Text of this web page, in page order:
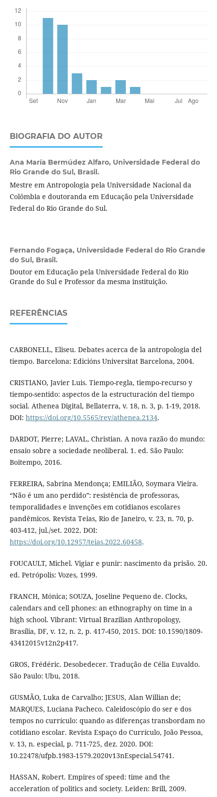
BIOGRAFIA DO AUTOR
Ana María Bermúdez Alfaro, Universidade Federal do
Rio Grande do Sul, Brasil.
Mestre em Antropologia pela Universidade Nacional da
Colômbia e doutoranda em Educação pela Universidade
Federal do Rio Grande do Sul.
Fernando Fogaça, Universidade Federal do Rio Grande
do Sul, Brasil.
Doutor em Educação pela Universidade Federal do Rio
Grande do Sul e Professor da mesma instituição.
REFERÊNCIAS
CARBONELL, Eliseu. Debates acerca de la antropologia del
tiempo. Barcelona: Edicións Universitat Barcelona, 2004.
CRISTIANO, Javier Luis. Tiempo-regla, tiempo-recurso y
tiempo-sentido: aspectos de la estructuración del tiempo
social. Athenea Digital, Bellaterra, v. 18, n. 3, p. 1-19, 2018.
DOI: https://doi.org/10.5565/rev/athenea.2134.
DARDOT, Pierre; LAVAL, Christian. A nova razão do mundo:
ensaio sobre a sociedade neoliberal. 1. ed. São Paulo:
Boitempo, 2016.
FERREIRA, Sabrina Mendonça; EMILIÃO, Soymara Vieira.
“Não é um ano perdido”: resistência de professoras,
temporalidades e invenções em cotidianos escolares
pandêmicos. Revista Teias, Rio de Janeiro, v. 23, n. 70, p.
403-412, jul./set. 2022. DOI:
https://doi.org/10.12957/teias.2022.60458.
FOUCAULT, Michel. Vigiar e punir: nascimento da prisão. 20.
ed. Petrópolis: Vozes, 1999.
FRANCH, Mónica; SOUZA, Joseline Pequeno de. Clocks,
calendars and cell phones: an ethnography on time in a
high school. Vibrant: Virtual Brazilian Anthropology,
Brasília, DF, v. 12, n. 2, p. 417-450, 2015. DOI: 10.1590/1809-
43412015v12n2p417.
GROS, Frédéric. Desobedecer. Tradução de Célia Euvaldo.
São Paulo: Ubu, 2018.
GUSMÃO, Luka de Carvalho; JESUS, Alan Willian de;
MARQUES, Luciana Pacheco. Caleidoscópio do ser e dos
tempos no currículo: quando as diferenças transbordam no
cotidiano escolar. Revista Espaço do Currículo, João Pessoa,
v. 13, n. especial, p. 711-725, dez. 2020. DOI:
10.22478/ufpb.1983-1579.2020v13nEspecial.54741.
HASSAN, Robert. Empires of speed: time and the
acceleration of politics and society. Leiden: Brill, 2009.